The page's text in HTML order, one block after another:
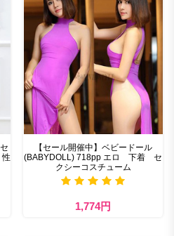
性
【セール開催中】ベビードール
(BABYDOLL) 718pp エロ 下着 セ
クシーコスチューム
1,774円